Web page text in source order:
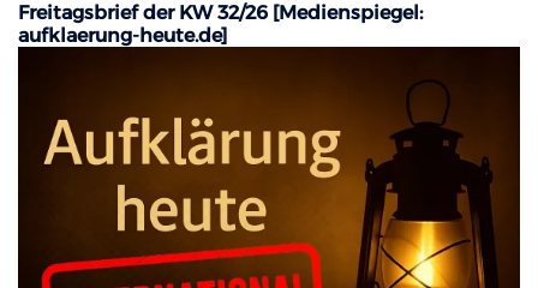
Freitagsbrief der KW 32/26 [Medienspiegel:
aufklaerung-heute.de]